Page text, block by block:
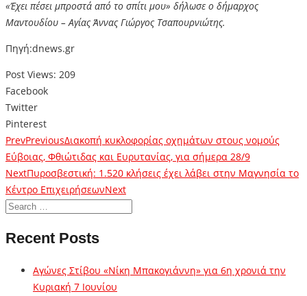
«Έχει πέσει μπροστά από το σπίτι μου» δήλωσε ο δήμαρχος
Μαντουδίου – Αγίας Άννας Γιώργος Τσαπουρνιώτης.
Πηγή:dnews.gr
Post Views: 209
Facebook
Twitter
Pinterest
PrevPreviousΔιακοπή κυκλοφορίας οχημάτων στους νομούς
Εύβοιας, Φθιώτιδας και Ευρυτανίας, για σήμερα 28/9
NextΠυροσβεστική: 1.520 κλήσεις έχει λάβει στην Μαγνησία το
Κέντρο ΕπιχειρήσεωνNext
Recent Posts
Αγώνες Στίβου «Νίκη Μπακογιάννη» για 6η χρονιά την
Κυριακή 7 Ιουνίου